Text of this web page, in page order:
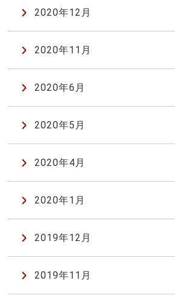
2020年12月
2020年11月
2020年6月
2020年5月
2020年4月
2020年1月
2019年12月
2019年11月